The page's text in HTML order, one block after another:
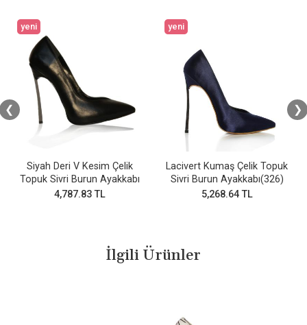
yeni
Siyah Deri V Kesim Çelik
Topuk Sivri Burun Ayakkabı
4,787.83 TL
yeni
Lacivert Kumaş Çelik Topuk
Sivri Burun Ayakkabı(326)
5,268.64 TL
❮ ❯
İlgili Ürünler